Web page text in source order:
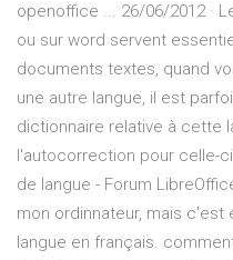
openoffice ... 26/06/2012 ·
ou sur word servent
documents textes, quand
une autre langue, il est
dictionnaire relative à cette
l'autocorrection pour celle-
de langue - Forum
mon ordinnateur, mais c'est
langue en français.